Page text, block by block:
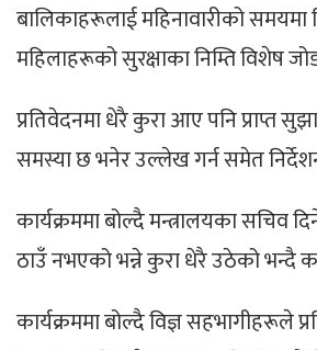
बालिकाहरूलाईमहिनावारीको
महिलाहरूको सुरक्षाका निम्ति विशेष
प्रतिवेदनमाधेरै कुरा आए पनि प्राप्त
समस्या छ भनेरउल्लेख गर्न समेत
कार्यक्रममाबोल्दै मन्त्रालयका सचिव
ठाउँ नभएको भन्ने कुरा धेरै उठेकोभन्दै
कार्यक्रममाबोल्दै विज्ञ सहभागीहरूले